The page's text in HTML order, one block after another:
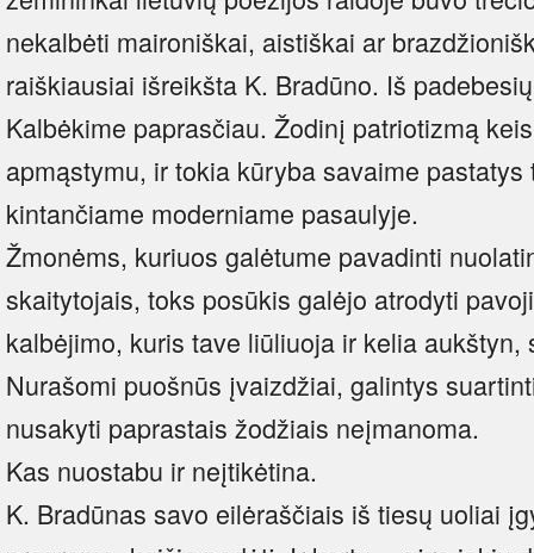
nekalbėti maironiškai, aistiškai ar
raiškiausiai išreikšta K. Bradūno. Iš
Kalbėkime paprasčiau. Žodinį patriotizmą
apmąstymu, ir tokia kūryba savaime
kintančiame moderniame pasaulyje.
Žmonėms, kuriuos galėtume pavadinti
skaitytojais, toks posūkis galėjo atrodyti
kalbėjimo, kuris tave liūliuoja ir kelia aukštyn,
Nurašomi puošnūs įvaizdžiai, galintys
nusakyti paprastais žodžiais neįmanoma.
Kas nuostabu ir neįtikėtina.
K. Bradūnas savo eilėraščiais iš tiesų uoliai